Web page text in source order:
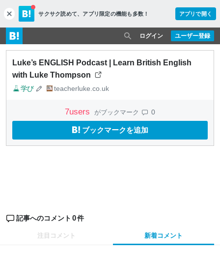
c
l
o
s
e
サクサク読めて、 アプリ限定の機能も多数！ アプリで開く
ユーザー登録
ログイン
Luke’s ENGLISH Podcast | Learn British English
with Luke Thompson
学び teacherluke.co.uk
7users がブックマーク 0
ブックマークを追加
記事へのコメント 0件
注目コメント 新着コメント